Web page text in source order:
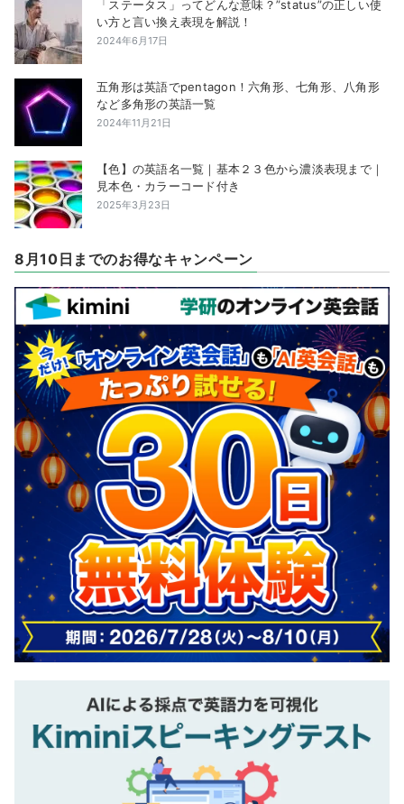
「ステータス」ってどんな意味？”status”の正しい使
い方と言い換え表現を解説！
2024年6月17日
五角形は英語でpentagon！六角形、七角形、八角形
など多角形の英語一覧
2024年11月21日
【色】の英語名一覧｜基本２３色から濃淡表現まで｜
見本色・カラーコード付き
2025年3月23日
8月10日までのお得なキャンペーン